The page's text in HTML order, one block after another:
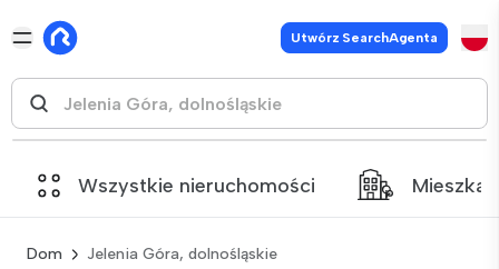
Utwórz SearchAgenta
Wszystkie nieruchomości
Dom Jelenia Góra, dolnośląskie